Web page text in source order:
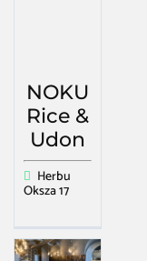
NOKU
Rice &
Udon
Herbu
Oksza 17